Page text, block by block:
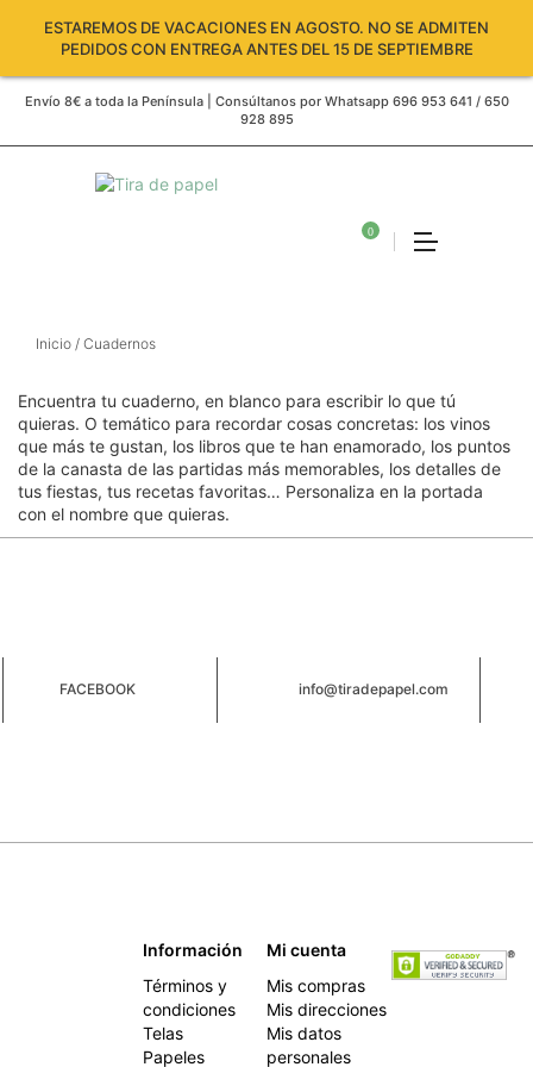
ESTAREMOS DE VACACIONES EN AGOSTO. NO SE ADMITEN
PEDIDOS CON ENTREGA ANTES DEL 15 DE SEPTIEMBRE
Envío 8€ a toda la Península | Consúltanos por Whatsapp 696 953 641 / 650
928 895
0
Carro
vacío
Inicio / Cuadernos
Encuentra tu cuaderno, en blanco para escribir lo que tú
quieras. O temático para recordar cosas concretas: los vinos
que más te gustan, los libros que te han enamorado, los puntos
de la canasta de las partidas más memorables, los detalles de
tus fiestas, tus recetas favoritas… Personaliza en la portada
con el nombre que quieras.
FACEBOOK info@tiradepapel.com
Información
Términos y
condiciones
Telas
Papeles
Mi cuenta
Mis compras
Mis direcciones
Mis datos
personales